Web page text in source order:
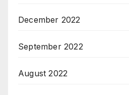
December 2022
September 2022
August 2022